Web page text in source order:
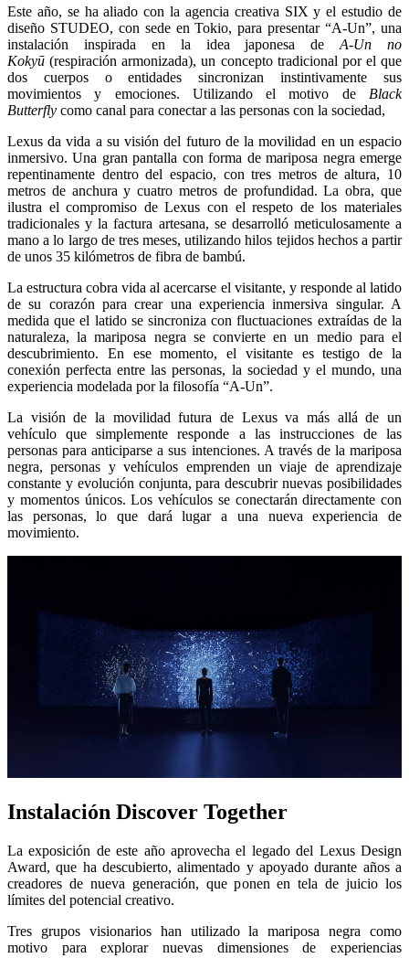
Este año, se ha aliado con la agencia creativa SIX y el estudio de
diseño STUDEO, con sede en Tokio, para presentar “A-Un”, una
instalación inspirada en la idea japonesa deA-Un no
Kokyū (respiración armonizada), un concepto tradicional por el que
dos cuerpos o entidades sincronizan instintivamente sus
movimientos y emociones. Utilizando el motivo de Black
Butterfly como canal para conectar a las personas con la sociedad,
Lexus da vida a su visión del futuro de la movilidad en un espacio
inmersivo. Una gran pantalla con forma de mariposa negra emerge
repentinamente dentro del espacio, con tres metros de altura, 10
metros de anchura y cuatro metros de profundidad. La obra, que
ilustra el compromiso de Lexus con el respeto de los materiales
tradicionales y la factura artesana, se desarrolló meticulosamente a
mano a lo largo de tres meses, utilizando hilos tejidos hechos a partir
de unos 35 kilómetros de fibra de bambú.
La estructura cobra vida al acercarse el visitante, y responde al latido
de su corazón para crear una experiencia inmersiva singular. A
medida que el latido se sincroniza con fluctuaciones extraídas de la
naturaleza, la mariposa negra se convierte en un medio para el
descubrimiento. En ese momento, el visitante es testigo de la
conexión perfecta entre las personas, la sociedad y el mundo, una
experiencia modelada por la filosofía “A-Un”.
La visión de la movilidad futura de Lexus va más allá de un
vehículo que simplemente responde a las instrucciones de las
personas para anticiparse a sus intenciones. A través de la mariposa
negra, personas y vehículos emprenden un viaje de aprendizaje
constante y evolución conjunta, para descubrir nuevas posibilidades
y momentos únicos. Los vehículos se conectarán directamente con
las personas, lo que dará lugar a una nueva experiencia de
movimiento.
Instalación Discover Together
La exposición de este año aprovecha el legado del Lexus Design
Award, que ha descubierto, alimentado y apoyado durante años a
creadores de nueva generación, que ponen en tela de juicio los
límites del potencial creativo.
Tres grupos visionarios han utilizado la mariposa negra como
motivo para explorar nuevas dimensiones de experiencias